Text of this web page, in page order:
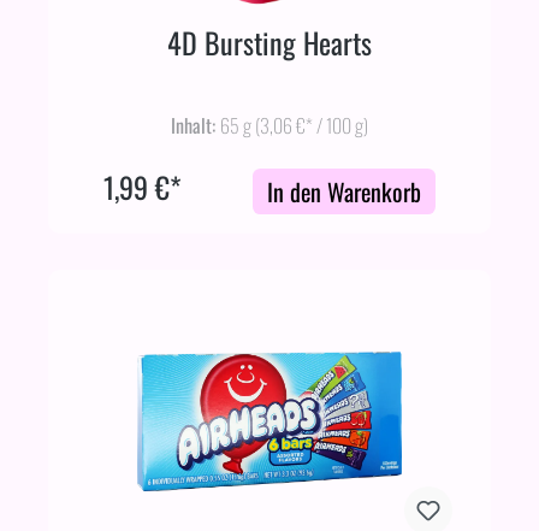
4D Bursting Hearts
Inhalt: 65 g(3,06 €* / 100 g)
1,99 €* In den Warenkorb